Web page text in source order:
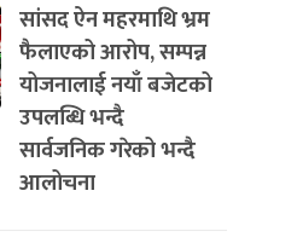
सांसद ऐन महरमाथि भ्रम
फैलाएको आरोप, सम्पन्न
योजनालाई नयाँ बजेटको
उपलब्धि भन्दै
सार्वजनिक गरेको भन्दै
आलोचना